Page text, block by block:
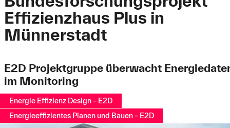
Effizienzhaus Plus in
Münnerstadt
E2D Projektgruppe überwacht
im Monitoring
Energie Effizienz Design – E2D
Energieeffizientes Planen und Bauen – E2D